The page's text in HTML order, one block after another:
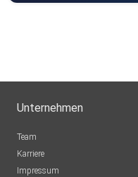
Unternehmen
Team
Karriere
Impressum